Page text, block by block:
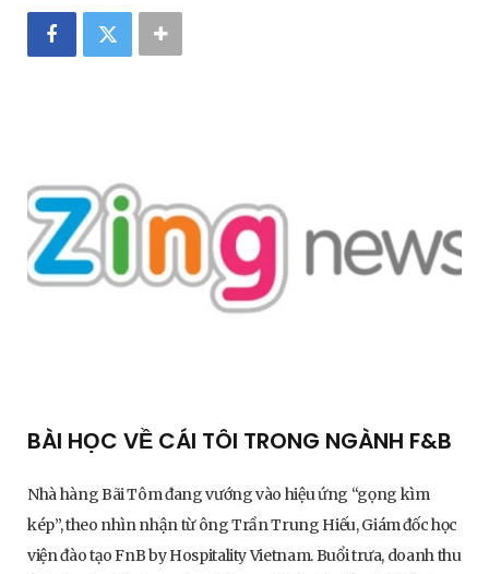
BÀI HỌC VỀ CÁI TÔI TRONG NGÀNH F&B
Nhà hàng Bãi Tôm đang vướng vào hiệu ứng “gọng kìm
kép”, theo nhìn nhận từ ông Trần Trung Hiếu, Giám đốc học
viện đào tạo FnB by Hospitality Vietnam. Buổi trưa, doanh thu